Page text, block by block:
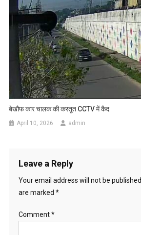
बेखौफ कार चालक की करतूत CCTV में कैद
April 10, 2026 admin
Leave a Reply
Your email address will not be published.
are marked *
Comment*